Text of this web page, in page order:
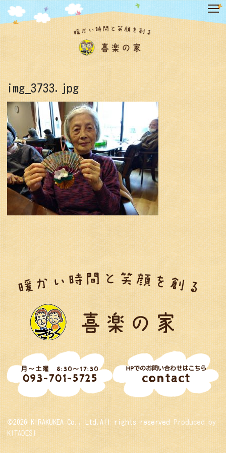
テ
ン
ツ
へ
ス
キ
ッ
プ
img_3733.jpg
月～土曜 8:30～17:30
093-701-5725
HPでのお問い合わせはこちら
contact
©2026 KIRAKUKEA Co., Ltd.All rights reserved
Produced by
KITADESI